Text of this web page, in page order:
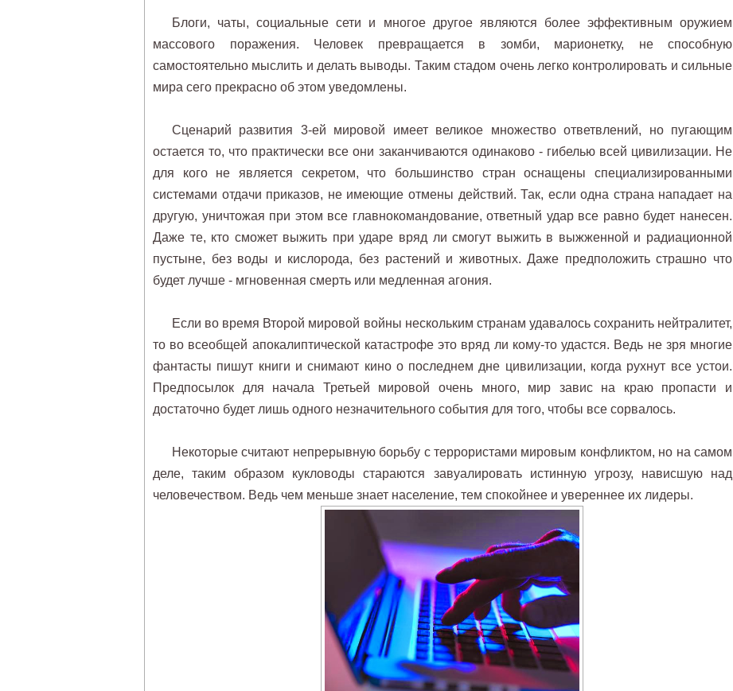
Блоги, чаты, социальные сети и многое другое являются более эффективным оружием
массового поражения. Человек превращается в зомби, марионетку, не способную
самостоятельно мыслить и делать выводы. Таким стадом очень легко контролировать и сильные
мира сего прекрасно об этом уведомлены.
Сценарий развития 3-ей мировой имеет великое множество ответвлений, но пугающим
остается то, что практически все они заканчиваются одинаково - гибелью всей цивилизации. Не
для кого не является секретом, что большинство стран оснащены специализированными
системами отдачи приказов, не имеющие отмены действий. Так, если одна страна нападает на
другую, уничтожая при этом все главнокомандование, ответный удар все равно будет нанесен.
Даже те, кто сможет выжить при ударе вряд ли смогут выжить в выжженной и радиационной
пустыне, без воды и кислорода, без растений и животных. Даже предположить страшно что
будет лучше - мгновенная смерть или медленная агония.
Если во время Второй мировой войны нескольким странам удавалось сохранить нейтралитет,
то во всеобщей апокалиптической катастрофе это вряд ли кому-то удастся. Ведь не зря многие
фантасты пишут книги и снимают кино о последнем дне цивилизации, когда рухнут все устои.
Предпосылок для начала Третьей мировой очень много, мир завис на краю пропасти и
достаточно будет лишь одного незначительного события для того, чтобы все сорвалось.
Некоторые считают непрерывную борьбу с террористами мировым конфликтом, но на самом
деле, таким образом кукловоды стараются завуалировать истинную угрозу, нависшую над
человечеством. Ведь чем меньше знает население, тем спокойнее и увереннее их лидеры.